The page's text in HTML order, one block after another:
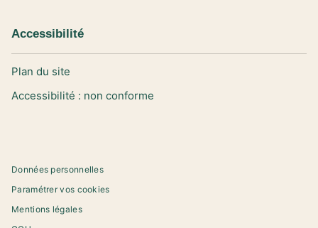
Accessibilité
Plan du site
Accessibilité : non conforme
Données personnelles
Paramétrer vos cookies
Mentions légales